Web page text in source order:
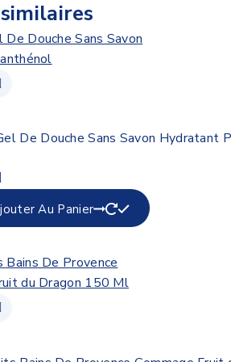
De Douche Sans Savon Hydratant
Au Panier